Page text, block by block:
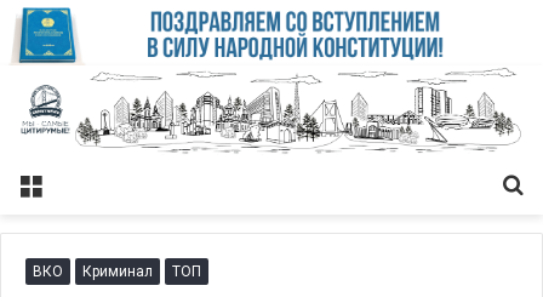
Меню
ВКО Криминал ТОП